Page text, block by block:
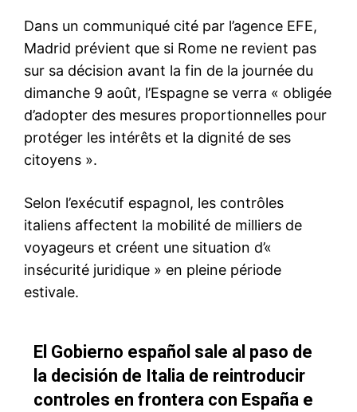
Aziz Akhannouch accueille
lui-même à la descente
d’avion le premier ministre
mauritanien
10 March 2022
Akhannouch au Caire pour la
première session du Comité
de Coordination et de Suivi
Maroc-Égypte
6 April 2026
In "Featured"
15e RHN Maroc-France : Aziz
Akhannouch s’entretient avec